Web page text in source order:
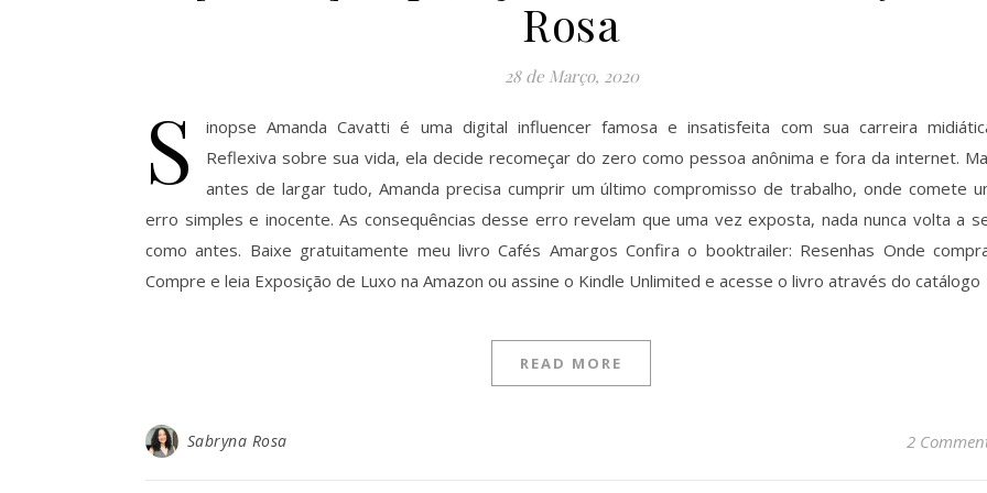
Rosa
28 de Março, 2020
S
inopse Amanda Cavatti é uma digital influencer famosa e insatisfeita com sua carreira
Reflexiva sobre sua vida, ela decide recomeçar do zero como pessoa anônima e fora da internet.
antes de largar tudo, Amanda precisa cumprir um último compromisso de trabalho, onde comete
erro simples e inocente. As consequências desse erro revelam que uma vez exposta, nada nunca volta a
como antes. Baixe gratuitamente meu livro Cafés Amargos Confira o booktrailer: Resenhas Onde
Compre e leia Exposição de Luxo na Amazon ou assine o Kindle Unlimited e acesse o livro através do catálogo
READ MORE
Sabryna Rosa 2